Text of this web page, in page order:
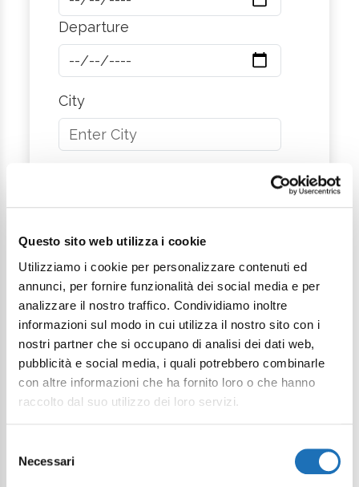
Questo sito web utilizza i cookie
Utilizziamo i cookie per personalizzare contenuti ed
annunci, per fornire funzionalità dei social media e per
analizzare il nostro traffico. Condividiamo inoltre
informazioni sul modo in cui utilizza il nostro sito con i
nostri partner che si occupano di analisi dei dati web,
pubblicità e social media, i quali potrebbero combinarle
con altre informazioni che ha fornito loro o che hanno
raccolto dal suo utilizzo dei loro servizi.
delNecessari
Departure
City
I want to subscribe to the newsletter*
I consent to the processing of
personal data as defined within the
Privacy Policy *